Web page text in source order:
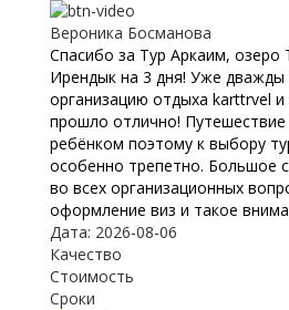
Вероника Босманова
Спасибо за Тур Аркаим, озеро
Ирендык на 3 дня! Уже дважды
организацию отдыха karttrvel и
прошло отлично!
ребёнком поэтому к выбору
особенно трепетно. Большое
во всех организационных
оформление виз и такое
Дата: 2026-08-06
Качество
Стоимость
Сроки